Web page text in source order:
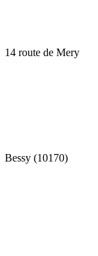
14 route de Mery
Bessy (10170)